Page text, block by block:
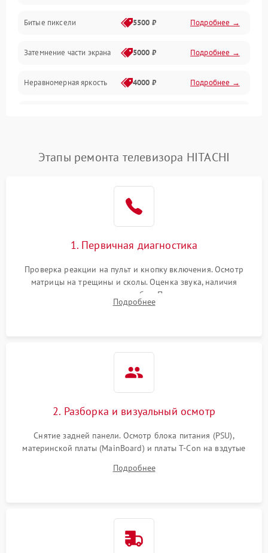
Механические повреждения
Программное обеспечение
Сеть и подключения
Битые пиксели 5500 ₽ Подробнее →
Затемнение части экрана 5000 ₽ Подробнее →
Неравномерная яркость 4000 ₽ Подробнее →
Этапы ремонта телевизора HITACHI
1. Первичная диагностика
Проверка реакции на пульт и кнопку включения. Осмотр
матрицы на трещины и сколы. Оценка звука, наличия
подсветки и индикаторов ошибок. Подключение тестовых
источников сигнала для выявления симптомов поломки.
Подробнее
2. Разборка и визуальный осмотр
Снятие задней панели. Осмотр блока питания (PSU),
материнской платы (MainBoard) и платы T-Con на вздутые
Проверка надежности фиксации и целостности шлейфов.
Подробнее